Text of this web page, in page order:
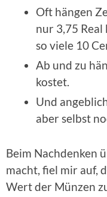
Oft hän­gen
nur 3,75
so vie­le 10
Ab und zu
kostet.
Und
aber selbst
Beim Nach­den­ken
macht, fiel mir auf,
Wert der Mün­zen